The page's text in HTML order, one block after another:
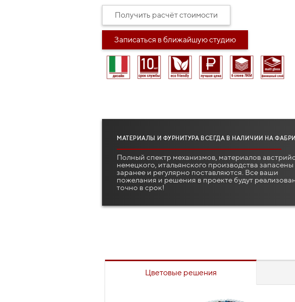
Получить расчёт стоимости
Записаться в ближайшую студию
МАТЕРИАЛЫ И ФУРНИТУРА ВСЕГДА В НАЛИЧИИ НА
Полный спектр механизмов, материалов
немецкого, итальянского производства запасены
заранее и регулярно поставляются. Все ваши
пожелания и решения в проекте будут
точно в срок!
Цветовые решения